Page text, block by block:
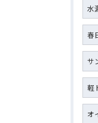
水
春
サ
軽
オ